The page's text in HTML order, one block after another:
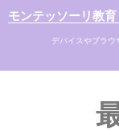
モンテッソーリ教育
デバイスやブラウ